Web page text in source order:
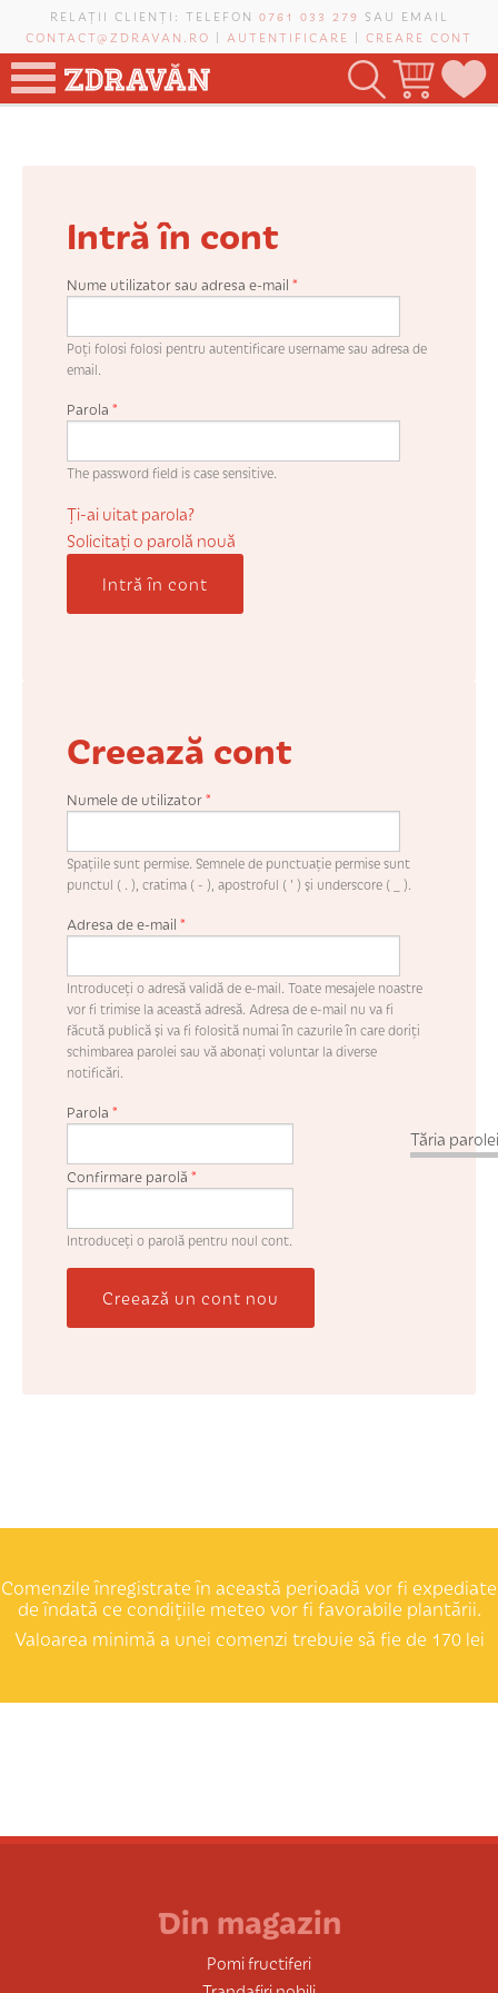
Mergi la conţinutul principal
RELAȚII CLIENȚI: TELEFON 0761 033 279 SAU EMAIL
CONTACT@ZDRAVAN.RO | AUTENTIFICARE | CREARE CONT
VIȚĂ-DE-VIE
Intră în cont
Nume utilizator sau adresa e-mail *
Poți folosi folosi pentru autentificare username sau adresa de
email.
Parola *
The password field is case sensitive.
Ți-ai uitat parola?
Solicitaţi o parolă nouă
Intră în cont
Creează cont
Numele de utilizator*
Spaţiile sunt permise. Semnele de punctuaţie permise sunt
punctul ( . ), cratima ( - ), apostroful ( ' ) şi underscore ( _ ).
Adresa de e-mail *
Introduceţi o adresă validă de e-mail. Toate mesajele noastre
vor fi trimise la această adresă. Adresa de e-mail nu va fi
făcută publică şi va fi folosită numai în cazurile în care doriţi
schimbarea parolei sau vă abonaţi voluntar la diverse
notificări.
Tăria
Parola *
Confirmare parolă *
Introduceţi o parolă pentru noul cont.
Creează un cont nou
Comenzile înregistrate în această perioadă vor fi expediate
de îndată ce condițiile meteo vor fi favorabile plantării.
Valoarea minimă a unei comenzi trebuie să fie de 170 lei
Din magazin
Pomi fructiferi